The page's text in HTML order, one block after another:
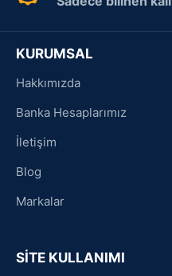
KURUMSAL
Hakkımızda
Banka Hesaplarımız
İletişim
Blog
Markalar
SİTE KULLANIMI